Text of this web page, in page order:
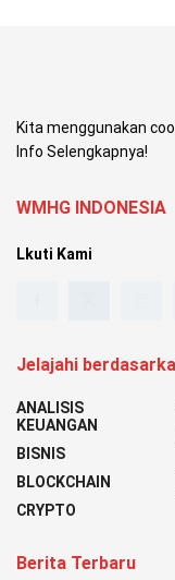
Kita menggunakan
Info Selengkapnya!
WMHG INDONESIA
Lkuti Kami
Jelajahi
ANALISIS
KEUANGAN
BISNIS
BLOCKCHAIN
CRYPTO
Berita Terbaru